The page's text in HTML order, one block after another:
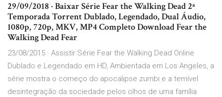
29/09/2018 · Baixar Série Fear the Walking Dead 2ª
Temporada Torrent Dublado, Legendado, Dual Áudio,
1080p, 720p, MKV, MP4 Completo Download Fear the
Walking Dead Fear
23/08/2015 · Assistir Série Fear the Walking Dead Online
Dublado e Legendado em HD, Ambientada em Los Angeles, a
série mostra o começo do apocalipse zumbi e a temível
desintegração da sociedade pelos olhos de uma família